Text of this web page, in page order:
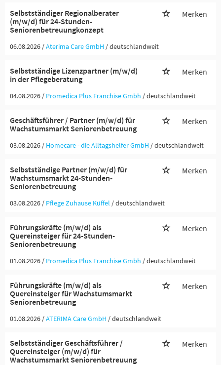
Selbstständiger Regionalberater
(m/w/d) für 24-Stunden-
Seniorenbetreuungkonzept
Merken
06.08.2026 /Aterima Care GmbH / deutschlandweit
Selbstständige Lizenzpartner (m/w/d)
in der Pflegeberatung
Merken
04.08.2026 / Promedica Plus Franchise Gmbh / deutschlandweit
Geschäftsführer / Partner (m/w/d) für
Wachstumsmarkt Seniorenbetreuung
Merken
03.08.2026 / Homecare - die Alltagshelfer GmbH / deutschlandweit
Selbstständige Partner (m/w/d) für
Wachstumsmarkt 24-Stunden-
Seniorenbetreuung
Merken
03.08.2026 / Pflege Zuhause Küffel / deutschlandweit
Führungskräfte (m/w/d) als
Quereinsteiger für 24-Stunden-
Seniorenbetreuung
Merken
01.08.2026 / Promedica Plus Franchise Gmbh / deutschlandweit
Führungskräfte (m/w/d) als
Quereinsteiger für Wachstumsmarkt
Seniorenbetreuung
Merken
01.08.2026 /ATERIMA Care GmbH / deutschlandweit
Selbstständiger Geschäftsführer /
Quereinsteiger (m/w/d) für
Wachstumsmarkt Seniorenbetreuung
Merken